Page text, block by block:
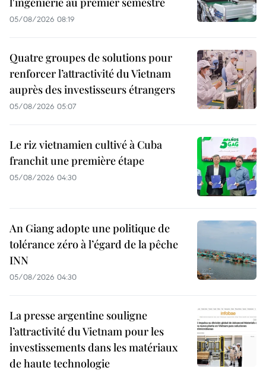
05/08/2026 08:19
Quatre groupes de solutions pour
renforcer l’attractivité du Vietnam
auprès des investisseurs étrangers
05/08/2026 05:07
Le riz vietnamien cultivé à Cuba
franchit une première étape
05/08/2026 04:30
An Giang adopte une politique de
tolérance zéro à l’égard de la pêche
INN
05/08/2026 04:30
La presse argentine souligne
l’attractivité du Vietnam pour les
investissements dans les matériaux
de haute technologie